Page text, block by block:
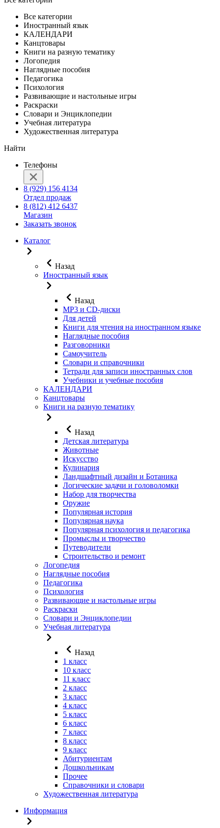
Все категории
Иностранный язык
КАЛЕНДАРИ
Канцтовары
Книги на разную тематику
Логопедия
Наглядные пособия
Педагогика
Психология
Развивающие и настольные игры
Раскраски
Словари и Энциклопедии
Учебная литература
Художественная литература
Найти
Телефоны
8 (929) 156 4134
Отдел продаж
8 (812) 412 6437
Магазин
Заказать звонок
Каталог
Назад
Иностранный язык
Назад
MP3 и CD-диски
Для детей
Книги для чтения на иностранном языке
Наглядные пособия
Разговорники
Самоучитель
Словари и справочники
Тетради для записи иностранных слов
Учебники и учебные пособия
КАЛЕНДАРИ
Канцтовары
Книги на разную тематику
Назад
Детская литература
Животные
Искусство
Кулинария
Ландшафтный дизайн и Ботаника
Логические задачи и головоломки
Набор для творчества
Оружие
Популярная история
Популярная наука
Популярная психология и педагогика
Промыслы и творчество
Путеводители
Строительство и ремонт
Логопедия
Наглядные пособия
Педагогика
Психология
Развивающие и настольные игры
Раскраски
Словари и Энциклопедии
Учебная литература
Назад
1 класс
10 класс
11 класс
2 класс
3 класс
4 класс
5 класс
6 класс
7 класс
8 класс
9 класс
Абитуриентам
Дошкольникам
Прочее
Справочники и словари
Художественная литература
Информация